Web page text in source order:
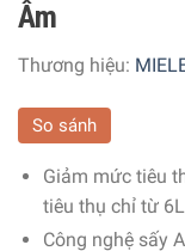
Âm
Thương hiệu:
So sánh
Giảm mức tiêu
tiêu thụ chỉ từ 6L
Công nghệ sấy